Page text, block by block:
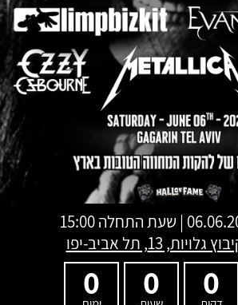
| שעת התחלה 15:00
13, תל אביב-יפו
0
0
0